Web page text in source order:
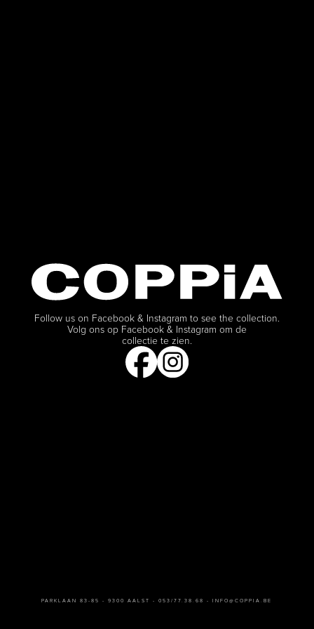
Follow us on Facebook & Instagram to see the collection.
Volg ons op Facebook & Instagram om de
collectie te zien.
PARKLAAN 83-85 - 9300 AALST -053/77.38.68 -INFO@COPPIA.BE